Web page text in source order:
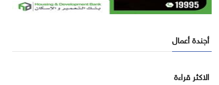
أجندة أعمال
الاكثر قراءة